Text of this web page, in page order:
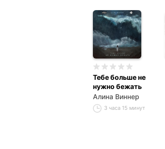
Тебе больше не
нужно бежать
Алина Виннер
3 часа 15 минут